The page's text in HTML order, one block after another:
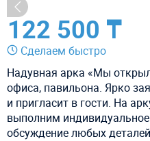
122 500 ₸
Сделаем быстро
Надувная арка «Мы
офиса, павильона. Ярко
и пригласит в гости. На
выполним
обсуждение любых